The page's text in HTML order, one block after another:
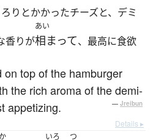
りとかかったチーズと、デミ
香りが
あい
相まって、最高に食欲
top of the hamburger
the rich aroma of the demi-
appetizing.
— Jreibun
Details ▸
いろ つ